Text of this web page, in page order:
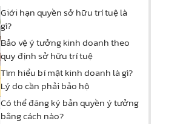
Giới hạn quyền sở hữu trí tuệ là
gì?
Bảo vệ ý tưởng kinh doanh theo
quy định sở hữu trí tuệ
Tìm hiểu bí mật kinh doanh là gì?
Lý do cần phải bảo hộ
Có thể đăng ký bản quyền ý tưởng
bằng cách nào?